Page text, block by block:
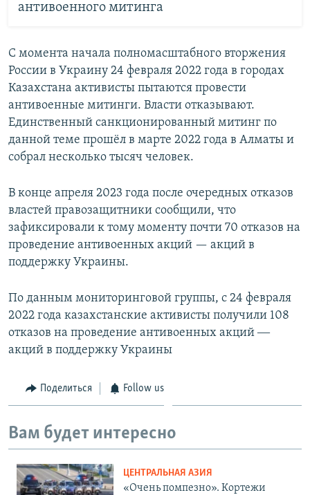
антивоенного митинга
С момента начала полномасштабного вторжения
России в Украину 24 февраля 2022 года в городах
Казахстана активисты пытаются провести
антивоенные митинги. Власти отказывают.
Единственный санкционированный митинг по
данной теме прошёл в марте 2022 года в Алматы и
собрал несколько тысяч человек.
В конце апреля 2023 года после очередных отказов
властей правозащитники сообщили, что
зафиксировали к тому моменту почти 70 отказов на
проведение антивоенных акций — акций в
поддержку Украины.
По данным мониторинговой группы, с 24 февраля
2022 года казахстанские активисты получили 108
отказов на проведение антивоенных акций ―
акций в поддержку Украины
Поделиться Follow us
Вам будет интересно
ЦЕНТРАЛЬНАЯ АЗИЯ
«Очень помпезно». Кортежи